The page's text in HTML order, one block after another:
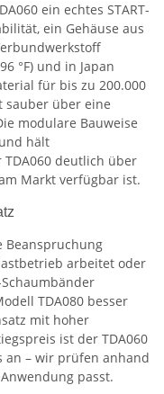
ein echtes START-
ein Gehäuse aus
°F) und in Japan
für bis zu 200.000
sauber über eine
modulare Bauweise
hält
deutlich über
Markt verfügbar ist.
Beanspruchung
arbeitet oder
TDA080 besser
mit hoher
ist der TDA060
an – wir prüfen anhand
passt.